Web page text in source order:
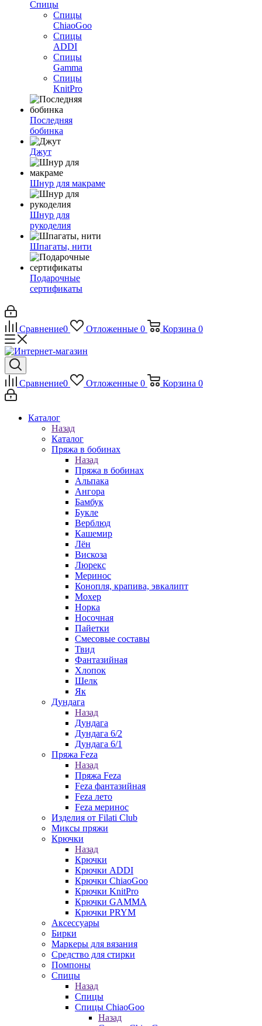
Спицы
Спицы
ChiaoGoo
Спицы
ADDI
Спицы
Gamma
Спицы
KnitPro
Последняя
бобинка
Джут
Шнур для макраме
Шнур для
рукоделия
Шпагаты, нити
Подарочные
сертификаты
Сравнение0 Отложенные 0 Корзина 0
Сравнение0 Отложенные 0 Корзина 0
Каталог
Назад
Каталог
Пряжа в бобинах
Назад
Пряжа в бобинах
Альпака
Ангора
Бамбук
Букле
Верблюд
Кашемир
Лён
Вискоза
Люрекс
Меринос
Конопля, крапива, эвкалипт
Мохер
Норка
Носочная
Пайетки
Смесовые составы
Твид
Фантазийная
Хлопок
Шелк
Як
Дундага
Назад
Дундага
Дундага 6/2
Дундага 6/1
Пряжа Feza
Назад
Пряжа Feza
Feza фантазийная
Feza лето
Feza меринос
Изделия от Filati Club
Миксы пряжи
Крючки
Назад
Крючки
Крючки ADDI
Крючки ChiaoGoo
Крючки KnitPro
Крючки GAMMA
Крючки PRYM
Аксессуары
Бирки
Маркеры для вязания
Средство для стирки
Помпоны
Спицы
Назад
Спицы
Спицы ChiaoGoo
Назад